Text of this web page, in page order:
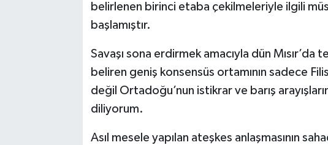
belirlenen birinci etaba çekilmeleriyle ilgili
başlamıştır.
Savaşı sona erdirmek amacıyla dün
beliren geniş konsensüs ortamının sadece
değil Ortadoğu’nun istikrar ve barış
diliyorum.
Asıl mesele yapılan ateşkes anlaşmasının